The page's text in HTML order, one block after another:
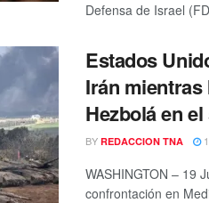
Defensa de Israel
Estados
Irán mientras
Hezbolá en
BY REDACCION TNA
WASHINGTON – 19
confrontación en